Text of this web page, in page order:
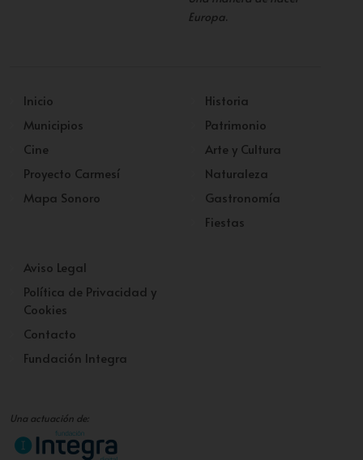
Europa.
Inicio
Municipios
Cine
Proyecto Carmesí
Mapa Sonoro
Historia
Patrimonio
Arte y Cultura
Naturaleza
Gastronomía
Fiestas
Aviso Legal
Política de Privacidad y
Cookies
Contacto
Fundación Integra
Una actuación de: